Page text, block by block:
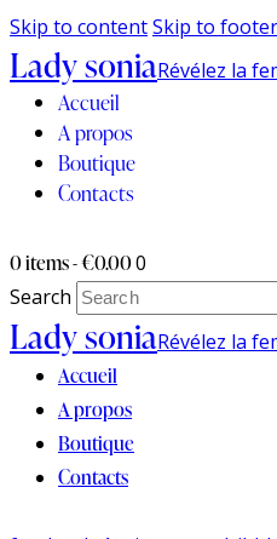
Skip to contentSkip to footer
Lady soniaRévélez la
Accueil
A propos
Boutique
Contacts
0 items-€0.000
Search
Lady soniaRévélez la
Accueil
A propos
Boutique
Contacts